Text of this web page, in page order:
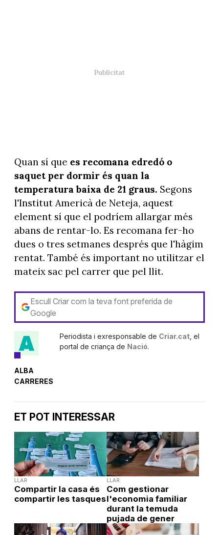
Quan sí que es recomana edredó o
saquet per dormir és quan la
temperatura baixa de 21 graus. Segons
l'Institut Americà de Neteja, aquest
element sí que el podríem allargar més
abans de rentar-lo. Es recomana fer-ho
dues o tres setmanes després que l'hàgim
rentat. També és important no utilitzar el
mateix sac pel carrer que pel llit.
Escull Criar com la teva font preferida de
Google
ALBA
CARRERES
Periodista i exresponsable de Criar.cat , el
portal de criança de Nació.
ET POT INTERESSAR
LLAR
Compartir la casa és
compartir les tasques
LLAR
Com gestionar
l'economia familiar
durant la temuda
pujada de gener